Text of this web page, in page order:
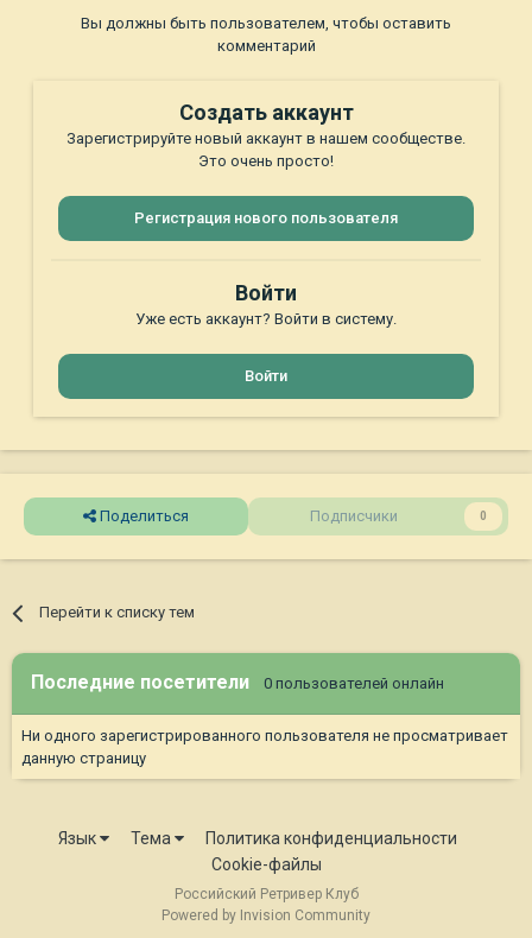
Вы должны быть пользователем, чтобы оставить
комментарий
Создать аккаунт
Зарегистрируйте новый аккаунт в нашем сообществе.
Это очень просто!
Регистрация нового пользователя
Войти
Уже есть аккаунт? Войти в систему.
Войти
Поделиться Подписчики 0
Перейти к списку тем
Последние посетители 0 пользователей онлайн
Ни одного зарегистрированного пользователя не просматривает
данную страницу
Язык Тема
Политика конфиденциальности
Cookie-файлы
Российский Ретривер Клуб
Powered by Invision Community